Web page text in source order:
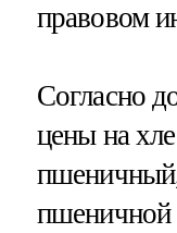
правовом
Согласно
цены на
пшеничной